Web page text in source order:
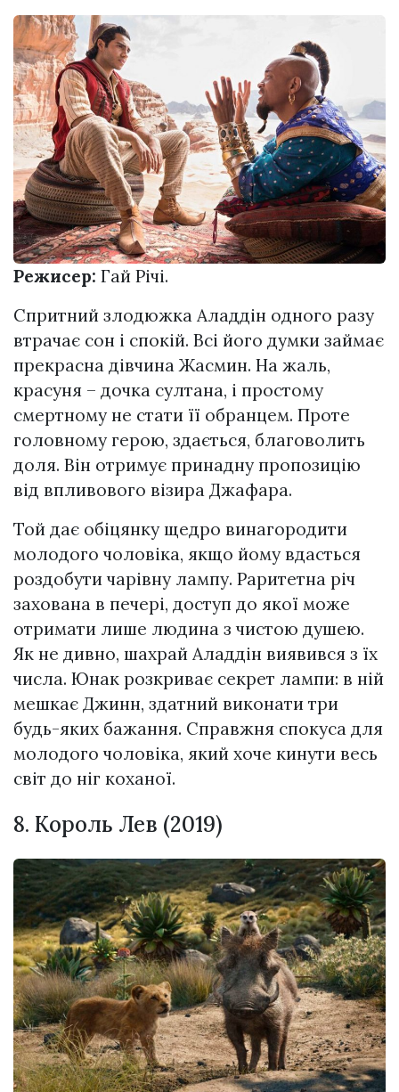
Режисер: Гай Річі.
Спритний злодюжка Аладдін одного разу
втрачає сон і спокій. Всі його думки займає
прекрасна дівчина Жасмин. На жаль,
красуня – дочка султана, і простому
смертному не стати її обранцем. Проте
головному герою, здається, благоволить
доля. Він отримує принадну пропозицію
від впливового візира Джафара.
Той дає обіцянку щедро винагородити
молодого чоловіка, якщо йому вдасться
роздобути чарівну лампу. Раритетна річ
захована в печері, доступ до якої може
отримати лише людина з чистою душею.
Як не дивно, шахрай Аладдін виявився з їх
числа. Юнак розкриває секрет лампи: в ній
мешкає Джинн, здатний виконати три
будь-яких бажання. Справжня спокуса для
молодого чоловіка, який хоче кинути весь
світ до ніг коханої.
8. Король Лев (2019)